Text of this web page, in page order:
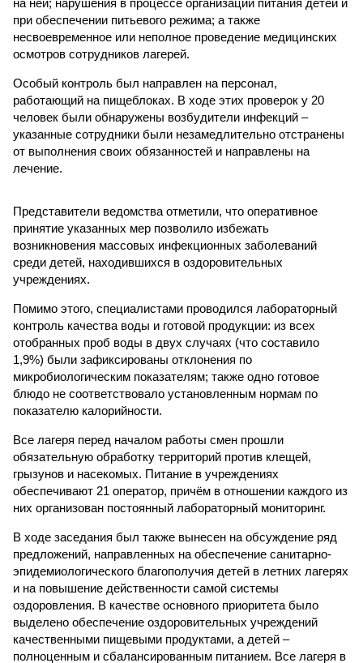
на ней; нарушения в процессе организации питания детей и
при обеспечении питьевого режима; а также
несвоевременное или неполное проведение медицинских
осмотров сотрудников лагерей.
Особый контроль был направлен на персонал,
работающий на пищеблоках. В ходе этих проверок у 20
человек были обнаружены возбудители инфекций –
указанные сотрудники были незамедлительно отстранены
от выполнения своих обязанностей и направлены на
лечение.
Представители ведомства отметили, что оперативное
принятие указанных мер позволило избежать
возникновения массовых инфекционных заболеваний
среди детей, находившихся в оздоровительных
учреждениях.
Помимо этого, специалистами проводился лабораторный
контроль качества воды и готовой продукции: из всех
отобранных проб воды в двух случаях (что составило
1,9%) были зафиксированы отклонения по
микробиологическим показателям; также одно готовое
блюдо не соответствовало установленным нормам по
показателю калорийности.
Все лагеря перед началом работы смен прошли
обязательную обработку территорий против клещей,
грызунов и насекомых. Питание в учреждениях
обеспечивают 21 оператор, причём в отношении каждого из
них организован постоянный лабораторный мониторинг.
В ходе заседания был также вынесен на обсуждение ряд
предложений, направленных на обеспечение санитарно-
эпидемиологического благополучия детей в летних лагерях
и на повышение действенности самой системы
оздоровления. В качестве основного приоритета было
выделено обеспечение оздоровительных учреждений
качественными пищевыми продуктами, а детей –
полноценным и сбалансированным питанием. Все лагеря в